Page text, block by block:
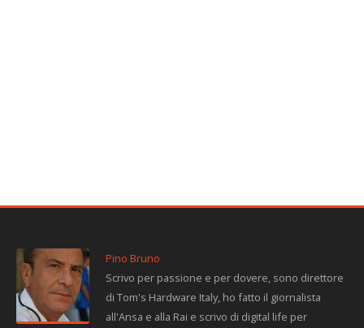
Pino Bruno
Scrivo per passione e per dovere, sono direttore
di Tom's Hardware Italy, ho fatto il giornalista
all'Ansa e alla Rai e scrivo di digital life per